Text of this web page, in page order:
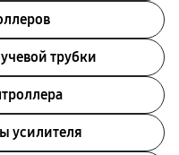
трубки
усилителя